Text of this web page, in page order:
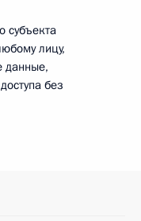
субъекта
лицу,
данные,
без